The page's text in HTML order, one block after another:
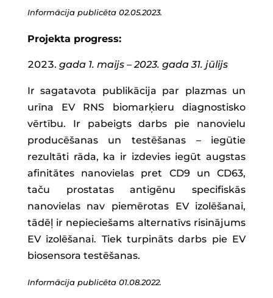
Informācija publicēta 02.05.2023.
Projekta progress:
gada 1. maijs – 2023. gada 31. jūlijs
Ir sagatavota publikācija par plazmas un
urīna EV RNS biomarķieru diagnostisko
vērtību. Ir pabeigts darbs pie nanovielu
producēšanas un testēšanas – iegūtie
rezultāti rāda, ka ir izdevies iegūt augstas
afinitātes nanovielas pret CD9 un CD63,
taču prostatas antigēnu specifiskās
nanovielas nav piemērotas EV izolēšanai,
tādēļ ir nepieciešams alternatīvs risinājums
EV izolēšanai. Tiek turpināts darbs pie EV
biosensora testēšanas.
Informācija publicēta 01.08.2022.